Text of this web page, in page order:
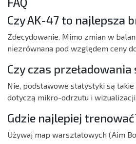
Czy AK-47 to najlepsza
Zdecydowanie. Mimo zmian w
niezrównana pod względem ceny
Czy czas przeładowania
Nie, podstawowe statystyki są takie
dotyczą mikro-odrzutu i wizualizacji.
Gdzie najlepiej
Używaj map warsztatowych (Aim